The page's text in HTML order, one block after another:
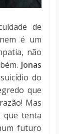
de
é um
não
Jonas
do
que
Mas
que tenta
futuro